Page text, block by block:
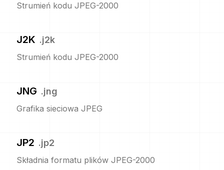
Strumień kodu JPEG-2000
J2K .j2k
Strumień kodu JPEG-2000
JNG .jng
Grafika sieciowa JPEG
JP2 .jp2
Składnia formatu plików JPEG-2000